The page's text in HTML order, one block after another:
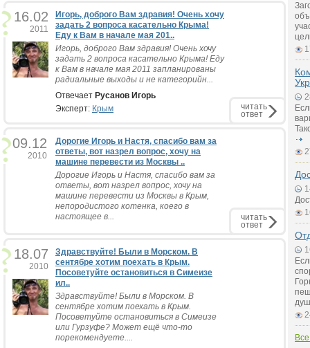
16.02
2011
Игорь, доброго Вам здравия! Очень хочу
задать 2 вопроса касательно Крыма!
Еду к Вам в начале мая 201..
Игорь, доброго Вам здравия! Очень хочу
задать 2 вопроса касательно Крыма! Еду
к Вам в начале мая 2011 запланированы
радиальные выходы и не категорийн...
Отвечает Русанов Игорь
Эксперт: Крым читать
ответ
09.12
2010
Дорогие Игорь и Настя, спасибо вам за
ответы, вот назрел вопрос, хочу на
машине перевести из Москвы ..
Дорогие Игорь и Настя, спасибо вам за
ответы, вот назрел вопрос, хочу на
машине перевести из Москвы в Крым,
непородистого котенка, коего в
настоящее в...
читать
ответ
18.07
2010
Здравствуйте! Были в Морском. В
сентябре хотим поехать в Крым.
Посоветуйте остановиться в Симеизе
ил..
Здравствуйте! Были в Морском. В
сентябре хотим поехать в Крым.
Посоветуйте остановиться в Симеизе
или Гурзуфе? Может ещё что-то
порекомендуете....